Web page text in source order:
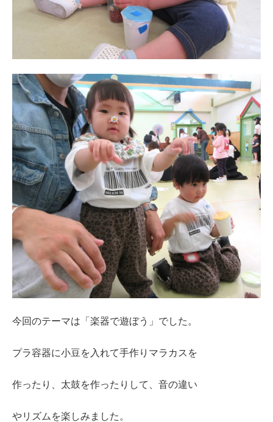
今回のテーマは「楽器で遊ぼう」でした。
プラ容器に小豆を入れて手作りマラカスを
作ったり、太鼓を作ったりして、音の違い
やリズムを楽しみました。